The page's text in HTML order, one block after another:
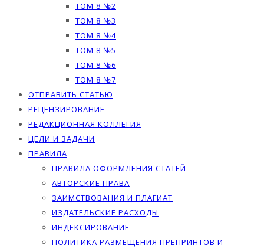
ТОМ 8 №2
ТОМ 8 №3
ТОМ 8 №4
ТОМ 8 №5
ТОМ 8 №6
ТОМ 8 №7
ОТПРАВИТЬ СТАТЬЮ
РЕЦЕНЗИРОВАНИЕ
РЕДАКЦИОННАЯ КОЛЛЕГИЯ
ЦЕЛИ И ЗАДАЧИ
ПРАВИЛА
ПРАВИЛА ОФОРМЛЕНИЯ СТАТЕЙ
АВТОРСКИЕ ПРАВА
ЗАИМСТВОВАНИЯ И ПЛАГИАТ
ИЗДАТЕЛЬСКИЕ РАСХОДЫ
ИНДЕКСИРОВАНИЕ
ПОЛИТИКА РАЗМЕЩЕНИЯ ПРЕПРИНТОВ И